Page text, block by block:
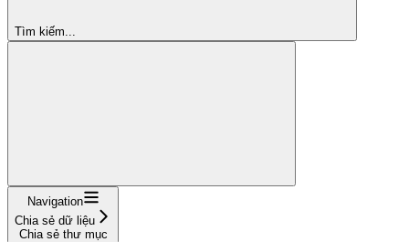
Tìm kiếm...
Navigation
Chia sẻ dữ liệu
Chia sẻ thư mục